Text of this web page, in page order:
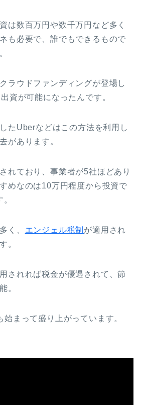
は数百万円や数千万円など多く
も必要で、誰でもできるもので
ラウドファンディングが登場し
資が可能になったんです。
たUberなどはこの方法を利用し
があります。
れており、事業者が5社ほどあり
めなのは10万円程度から投資で
く、 エンジェル税制 が適用され
。
されれば税金が優遇されて、節
。
まって盛り上がっています。